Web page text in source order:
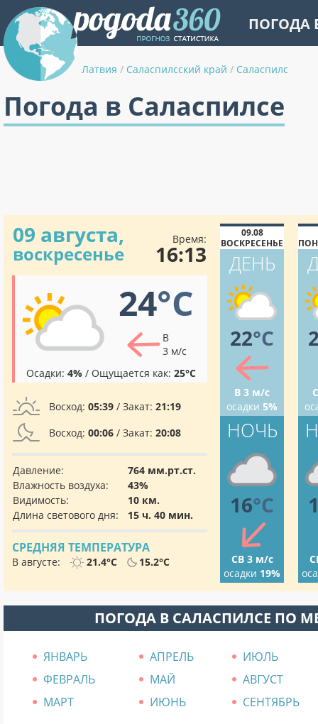
ПОГОДА
Латвия / Саласпилсский край / Саласпилс
Погода в Саласпилсе
09 августа,
воскресенье
Время:
16:13
24°C
В
3 м/с
Осадки: 4% / Ощущается как: 25°C
Восход: 05:39 / Закат: 21:19
Восход: 00:06 / Закат: 20:08
Давление:
764 мм.рт.ст.
Влажность воздуха:
43%
Видимость:
10 км.
Длина светового дня:
15 ч. 40 мин.
СРЕДНЯЯ ТЕМПЕРАТУРА
В августе: 21.4°C 15.2°C
09.08
ВОСКРЕСЕНЬЕ
ДЕНЬ
22°C
В 3 м/с
осадки 5%
НОЧЬ
16°C
СВ 3 м/с
осадки 19%
ПОГОДА В САЛАСПИЛСЕ ПО
ЯНВАРЬ АПРЕЛЬ
ИЮЛЬ
ФЕВРАЛЬ
МАЙ
АВГУСТ
МАРТ
ИЮНЬ СЕНТЯБРЬ